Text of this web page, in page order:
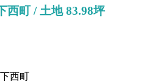
西町 / 土地 83.98坪
西町